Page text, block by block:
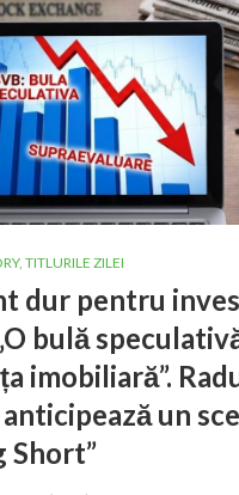
, TITLURILE ZILEI
dur pentru
bulă
imobiliară”.
un
Short”